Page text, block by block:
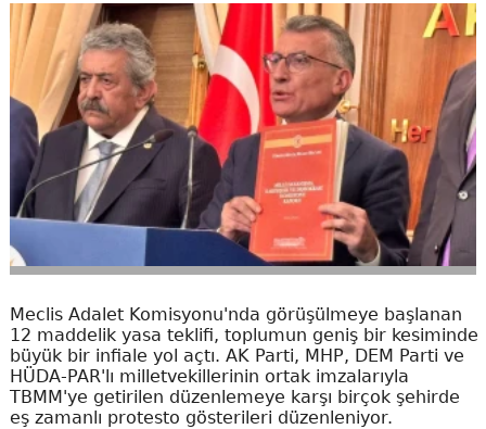
Meclis Adalet Komisyonu'nda görüşülmeye başlanan
12 maddelik yasa teklifi, toplumun geniş bir kesiminde
büyük bir infiale yol açtı. AK Parti, MHP, DEM Parti ve
HÜDA-PAR'lı milletvekillerinin ortak imzalarıyla
TBMM'ye getirilen düzenlemeye karşı birçok şehirde
eş zamanlı protesto gösterileri düzenleniyor.